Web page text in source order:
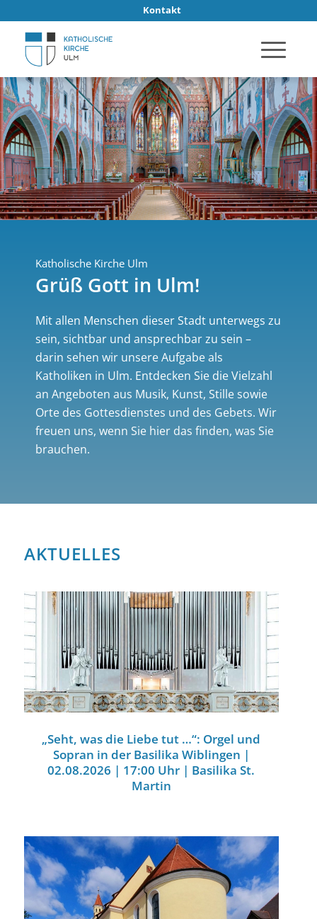
Kontakt
Katholische Kirche Ulm
Grüß Gott in Ulm!
Mit allen Menschen dieser Stadt unterwegs zu
sein, sichtbar und ansprechbar zu sein –
darin sehen wir unsere Aufgabe als
Katholiken in Ulm. Entdecken Sie die Vielzahl
an Angeboten aus Musik, Kunst, Stille sowie
Orte des Gottesdienstes und des Gebets. Wir
freuen uns, wenn Sie hier das finden, was Sie
brauchen.
AKTUELLES
„Seht, was die Liebe tut …“: Orgel und
Sopran in der Basilika Wiblingen |
02.08.2026 | 17:00 Uhr | Basilika St.
Martin